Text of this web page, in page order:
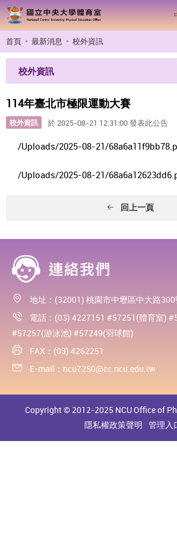
首頁 最新消息 校外資訊
校外資訊
114年臺北市極限運動大賽
校外資訊 於 2025-08-21 12:31:00 發表此公告
/Uploads/2025-08-21/
/Uploads/2025-08-21/
回上一頁
地址：(32001) 桃園市中壢區中大路
電話：(03) 4227151 #57251(體育室)
#57257(游泳池) #57249(羽球館)
FAX：(03) 4262251
E-mail： ncu7250@cc.ncu.edu.tw
Copyright © 2012-2025 NCU Office of
隱私權政策聲明 管理入